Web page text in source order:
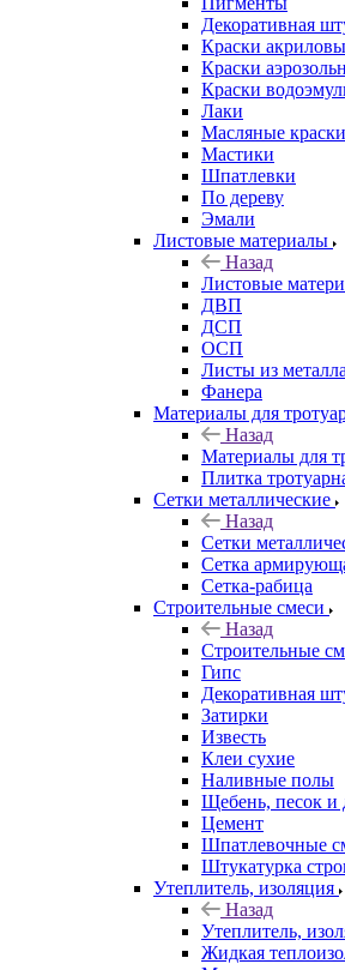
Декоративная
Краски
Краски
Краски
Лаки
Масляные краски
Мастики
Шпатлевки
По дереву
Эмали
Листовые материалы
Назад
Листовые
ДВП
ДСП
ОСП
Листы из металла
Фанера
Материалы для
Назад
Материалы для
Плитка
Сетки металлические
Назад
Сетки
Сетка
Сетка-рабица
Строительные смеси
Назад
Строительные
Гипс
Декоративная
Затирки
Известь
Клеи сухие
Наливные полы
Щебень, песок и
Цемент
Шпатлевочные
Штукатурка
Утеплитель, изоляция
Назад
Утеплитель,
Жидкая